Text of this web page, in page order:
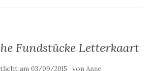
Fundstücke Letterkaart
am 03/09/2015 von Anne